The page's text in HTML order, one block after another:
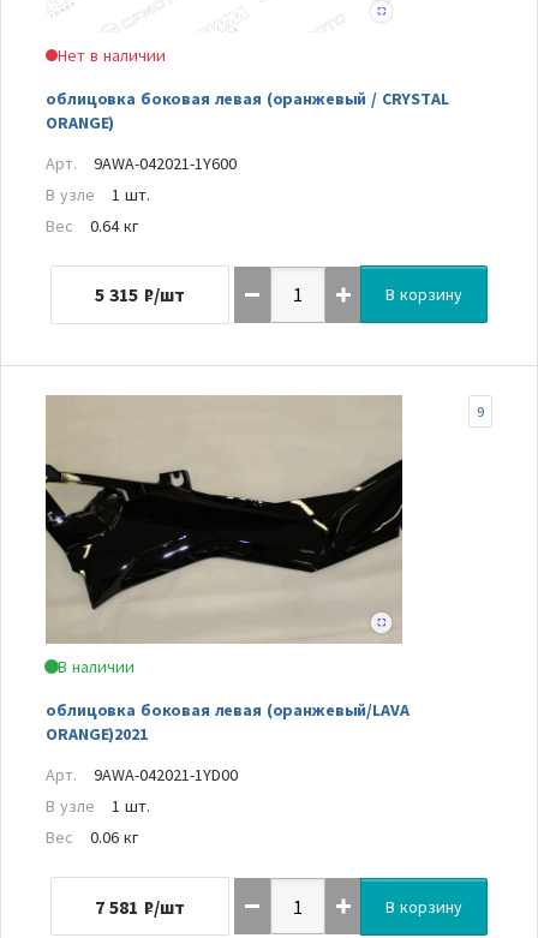
Нет в наличии
облицовка боковая левая (оранжевый / CRYSTAL
ORANGE)
Арт.
9AWA-042021-1Y600
В узле
1 шт.
Вес
0.64 кг
5 315 ₽/шт В корзину
В наличии
облицовка боковая левая (оранжевый/LAVA
ORANGE)2021
9
Арт.
9AWA-042021-1YD00
В узле
1 шт.
Вес
0.06 кг
7 581 ₽/шт В корзину